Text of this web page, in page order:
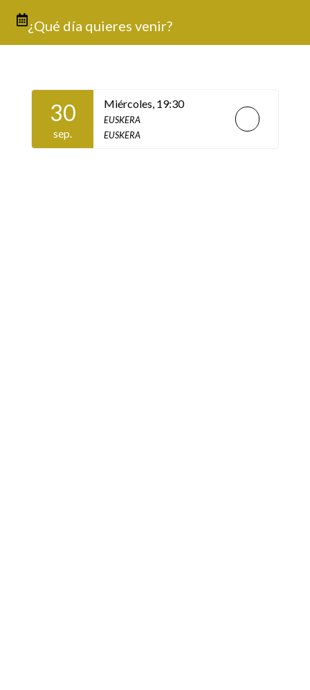
¿Qué día quieres venir?
30
sep.
Miércoles, 19:30
EUSKERA
EUSKERA